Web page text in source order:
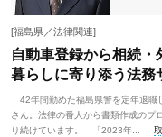
[福島県／法律関連]
自動車登録から相続
暮らしに寄り添う法務
42年間勤めた福島県警を定年退職
さん。法律の番人から書類作成のプ
り続けています。 「2023年...